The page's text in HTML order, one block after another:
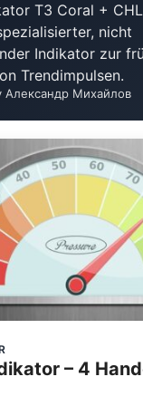
T3 Coral +
nicht
Indikator zur
Trendimpulsen.
Александр Михайлов
– 4